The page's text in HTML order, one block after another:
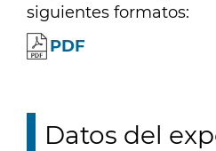
siguientes formatos:
PDF
Datos del